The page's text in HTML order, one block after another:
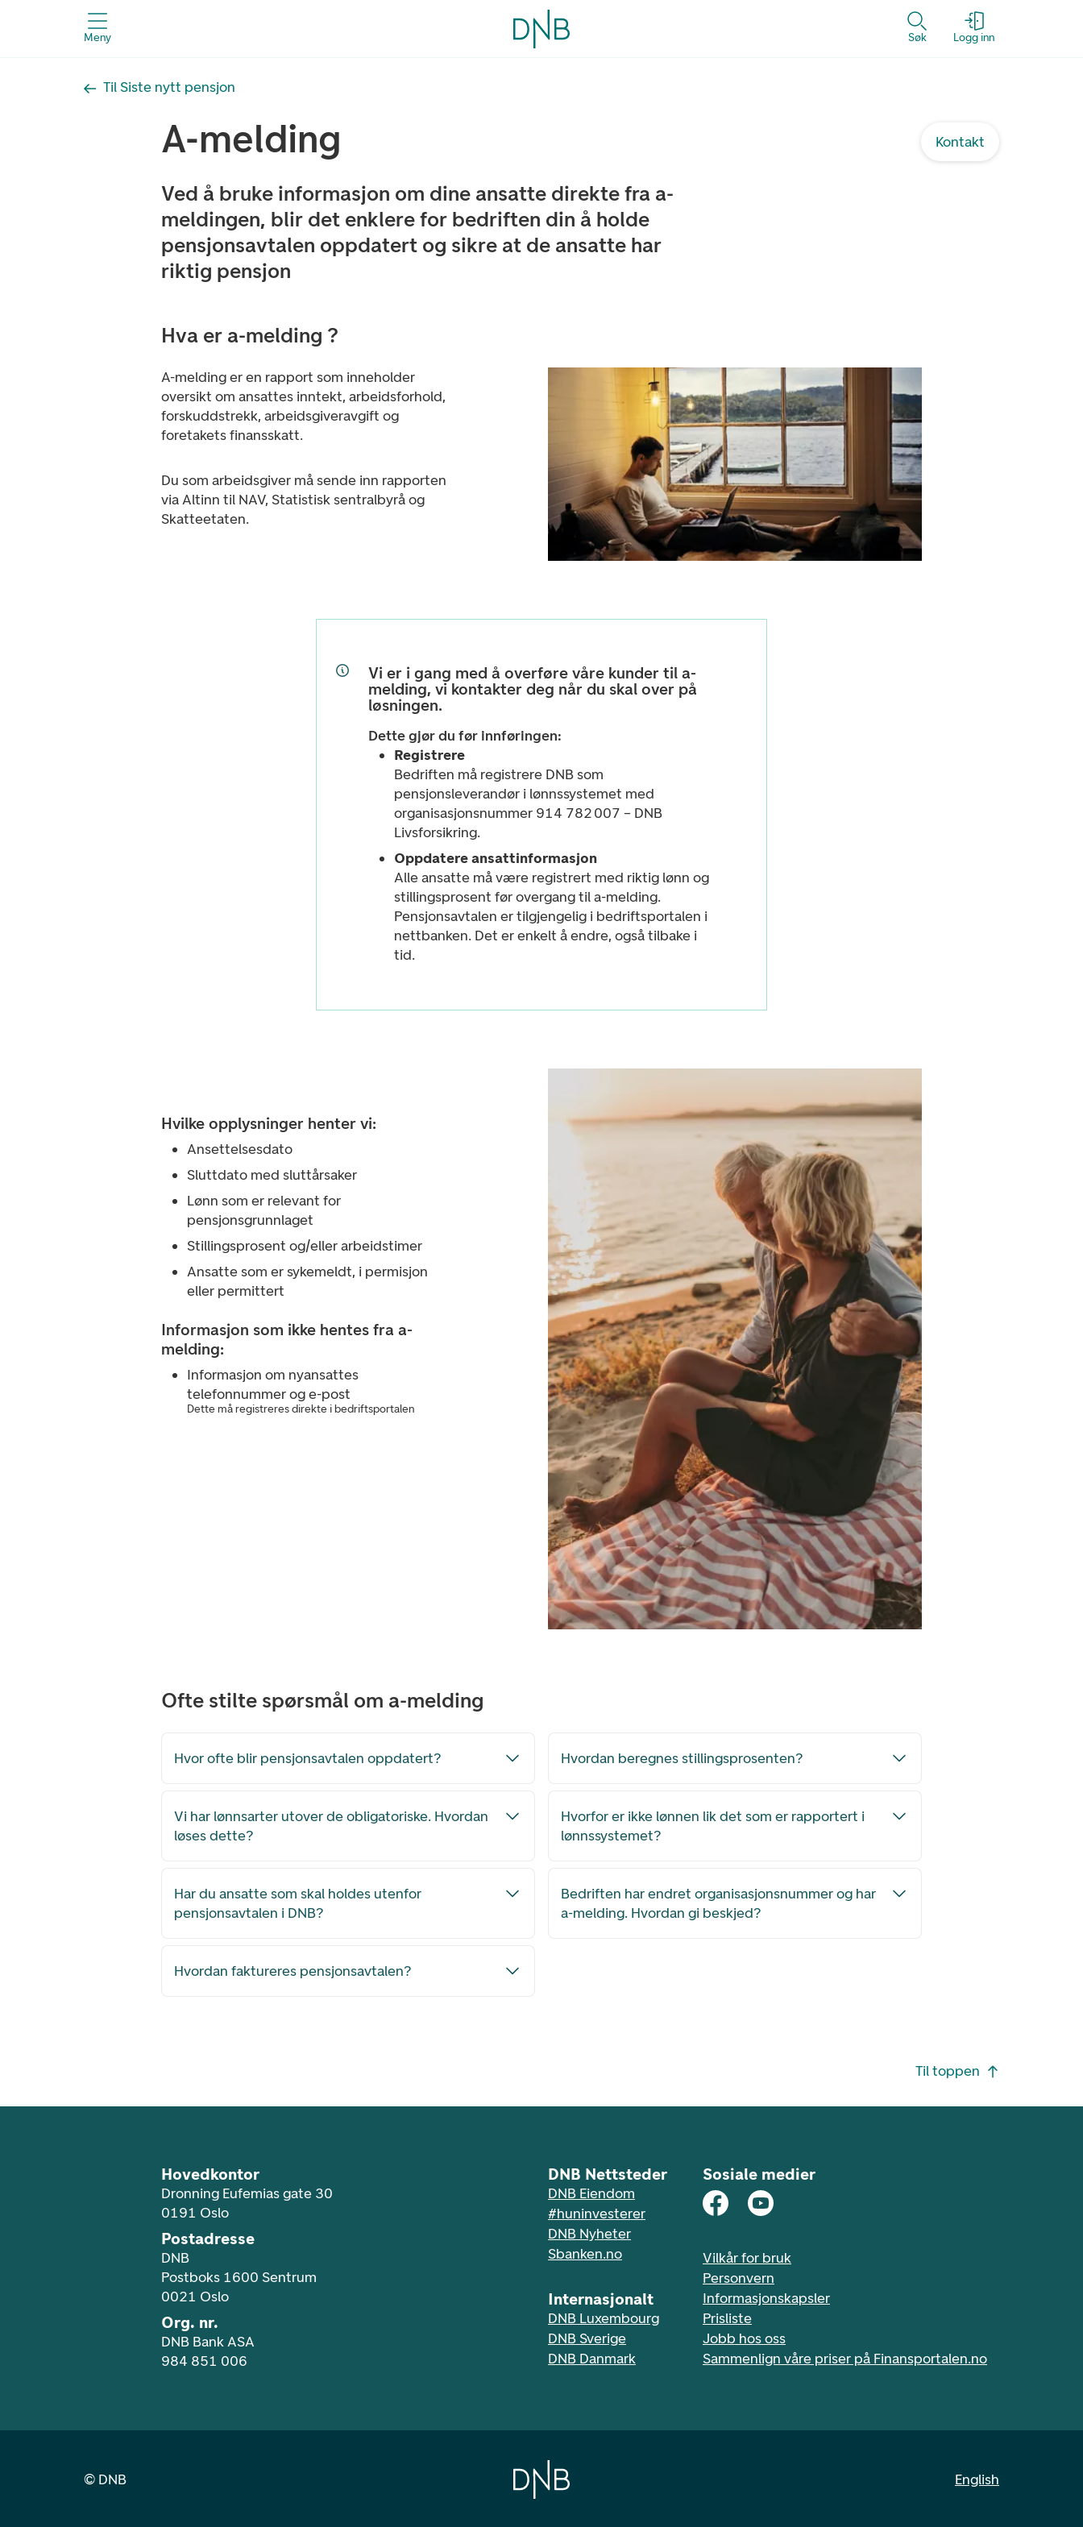
Meny Søk Logg inn
Til Siste nytt pensjon
Kontakt
A-melding
Ved å bruke informasjon om dine ansatte direkte fra a-
meldingen, blir det enklere for bedriften din å holde
pensjonsavtalen oppdatert og sikre at de ansatte har
riktig pensjon
Hva er a-melding ?
A-melding er en rapport som inneholder
oversikt om ansattes inntekt, arbeidsforhold,
forskuddstrekk, arbeidsgiveravgift og
foretakets finansskatt.
Du som arbeidsgiver må sende inn rapporten
via Altinn til NAV, Statistisk sentralbyrå og
Skatteetaten.
Vi er i gang med å overføre våre kunder til a-
melding, vi kontakter deg når du skal over på
løsningen.
Dette gjør du før innføringen:
Registrere
Bedriften må registrere DNB som
pensjonsleverandør i lønnssystemet med
organisasjonsnummer 914 782 007 – DNB
Livsforsikring.
Oppdatere ansattinformasjon
Alle ansatte må være registrert med riktig lønn og
stillingsprosent før overgang til a-melding.
Pensjonsavtalen er tilgjengelig i bedriftsportalen i
nettbanken. Det er enkelt å endre, også tilbake i
tid.
Hvilke opplysninger henter vi:
Ansettelsesdato
Sluttdato med sluttårsaker
Lønn som er relevant for
pensjonsgrunnlaget
Stillingsprosent og/eller arbeidstimer
Ansatte som er sykemeldt, i permisjon
eller permittert
Informasjon som ikke hentes fra a-
melding:
Informasjon om nyansattes
telefonnummer og e-post
Dette må registreres direkte i bedriftsportalen
Ofte stilte spørsmål om a-melding
Hvor ofte blir pensjonsavtalen oppdatert? Hvordan beregnes stillingsprosenten?
Vi har lønnsarter utover de obligatoriske. Hvordan
løses dette?
Hvorfor er ikke lønnen lik det som er rapportert i
lønnssystemet?
Har du ansatte som skal holdes utenfor
pensjonsavtalen i DNB?
Bedriften har endret organisasjonsnummer og har
a-melding. Hvordan gi beskjed?
Hvordan faktureres pensjonsavtalen?
Til toppen
Hovedkontor
Dronning Eufemias gate 30
0191 Oslo
Postadresse
DNB
Postboks 1600 Sentrum
0021 Oslo
Org. nr.
DNB Bank ASA
984 851 006
DNB Nettsteder
DNB Eiendom
#huninvesterer
DNB Nyheter
Sbanken.no
Internasjonalt
DNB Luxembourg
DNB Sverige
DNB Danmark
Sosiale medier
Vilkår for bruk
Personvern
Informasjonskapsler
Prisliste
Jobb hos oss
Sammenlign våre priser på Finansportalen.no
© DNB English